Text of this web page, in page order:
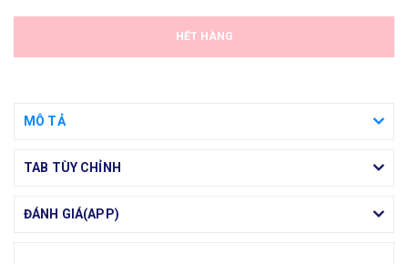
HẾT HÀNG
MÔ TẢ
TAB TÙY CHỈNH
ĐÁNH GIÁ(APP)